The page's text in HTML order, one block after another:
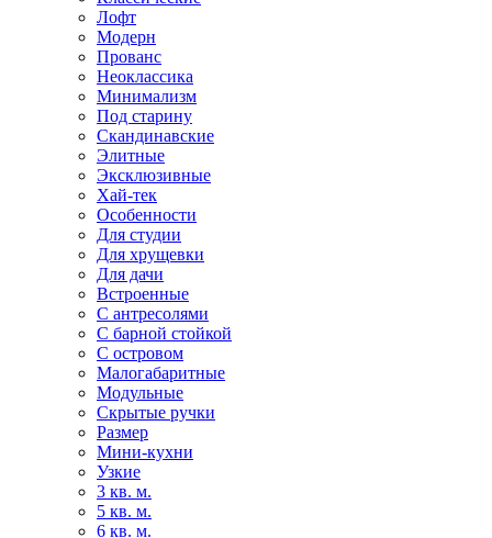
Лофт
Модерн
Прованс
Неоклассика
Минимализм
Под старину
Скандинавские
Элитные
Эксклюзивные
Хай-тек
Особенности
Для студии
Для хрущевки
Для дачи
Встроенные
С антресолями
С барной стойкой
С островом
Малогабаритные
Модульные
Скрытые ручки
Размер
Мини-кухни
Узкие
3 кв. м.
5 кв. м.
6 кв. м.